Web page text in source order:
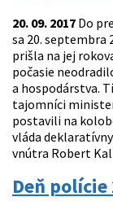
20. 09. 2017 Do
sa 20. septembra
prišla na jej
počasie
a hospodárstva.
tajomníci
postavili na
vláda
vnútra Robert
Deň polície